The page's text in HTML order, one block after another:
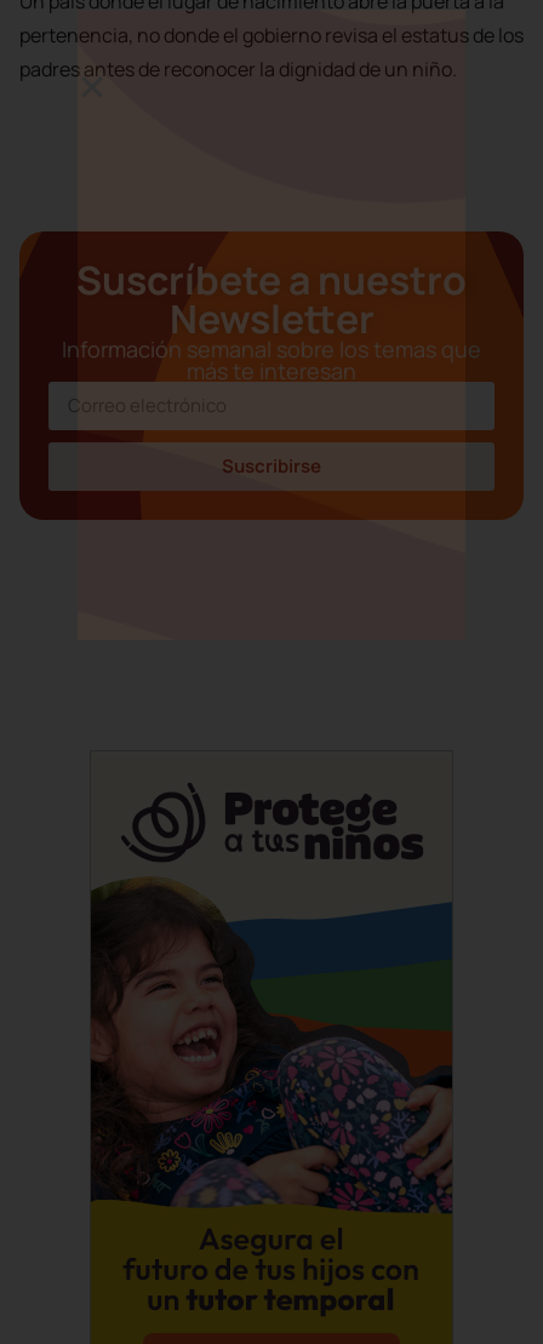
pertenencia, no donde el gobierno revisa el estatus de los
padres antes de reconocer la dignidad de un niño.
Suscríbete a nuestro
Newsletter
Información semanal sobre los temas que
más te interesan
Suscribirse
Suscríbete a nuestro
Newsletter!
Información semanal sobre los temas
que más te interesan.
Suscríbete